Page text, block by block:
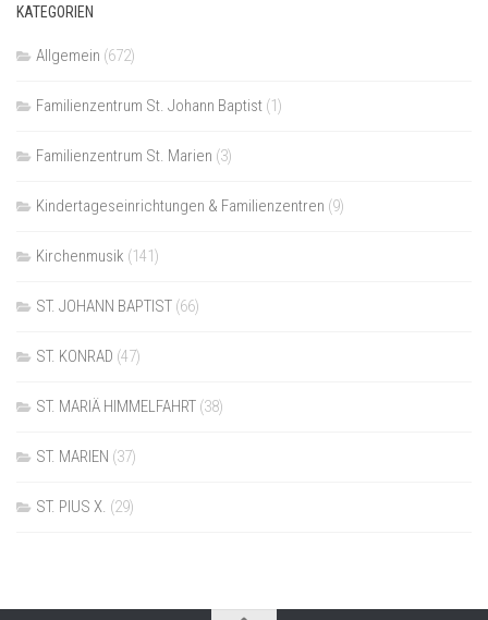
KATEGORIEN
Allgemein (672)
Familienzentrum St. Johann Baptist (1)
Familienzentrum St. Marien (3)
Kindertageseinrichtungen & Familienzentren (9)
Kirchenmusik (141)
ST. JOHANN BAPTIST (66)
ST. KONRAD (47)
ST. MARIÄ HIMMELFAHRT (38)
ST. MARIEN (37)
ST. PIUS X. (29)